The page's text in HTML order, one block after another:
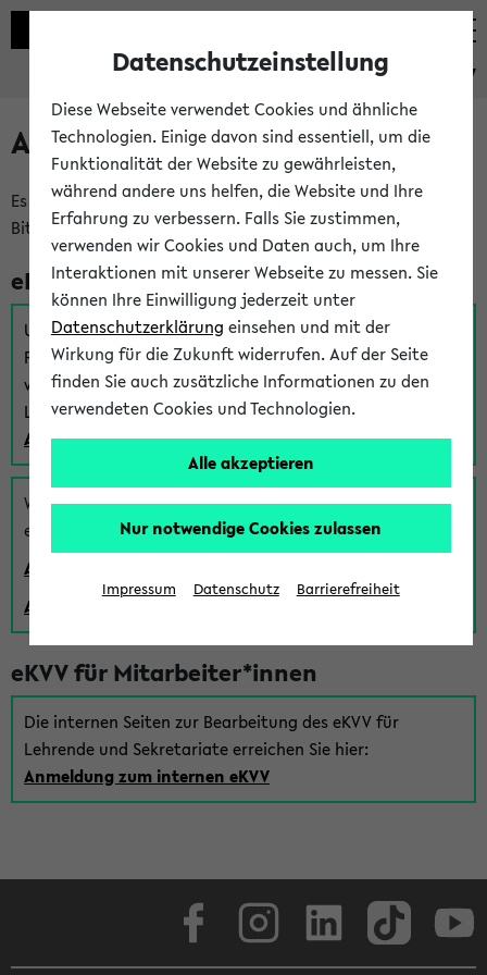
eKVV
Anmeldung am eKVV
Es gibt mehrere Möglichkeiten zur Anmeldung am eKVV.
Bitte wählen Sie die für Sie richtige aus:
eKVV für Studierende
Um sich einen Stundenplan zu erstellen und alle weiteren
Funktionen des eKVVs für Studierende zu nutzen,
verwenden Sie diesen Link zur Anmeldung über Ihr Uni
Login:
Anmeldung zum eKVV der Studierenden
Wenn Sie (noch) kein Uni Login haben, können Sie das
eKVV auch über einen Gastzugang verwenden:
Anmeldung über einen vorhandenen Gastzugang
Anlegen eines neuen Gastzugangs
eKVV für Mitarbeiter*innen
Die internen Seiten zur Bearbeitung des eKVV für
Lehrende und Sekretariate erreichen Sie hier:
Anmeldung zum internen eKVV
Datenschutzeinstellung
Diese Webseite verwendet Cookies und ähnliche
Technologien. Einige davon sind essentiell, um die
Funktionalität der Website zu gewährleisten,
während andere uns helfen, die Website und Ihre
Erfahrung zu verbessern. Falls Sie zustimmen,
verwenden wir Cookies und Daten auch, um Ihre
Interaktionen mit unserer Webseite zu messen. Sie
können Ihre Einwilligung jederzeit unter
Datenschutzerklärung einsehen und mit der
Wirkung für die Zukunft widerrufen. Auf der Seite
finden Sie auch zusätzliche Informationen zu den
verwendeten Cookies und Technologien.
Alle akzeptieren
Nur notwendige Cookies zulassen
Impressum Datenschutz Barrierefreiheit